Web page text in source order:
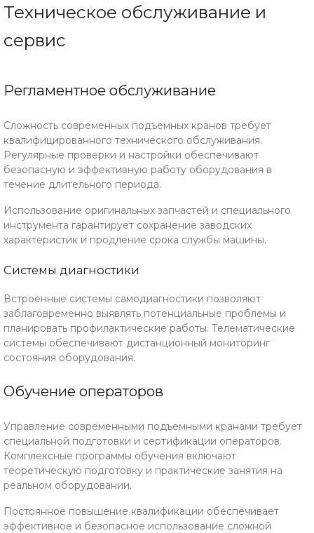
Техническое обслуживание и
сервис
Регламентное обслуживание
Сложность современных подъемных кранов требует
квалифицированного технического обслуживания.
Регулярные проверки и настройки обеспечивают
безопасную и эффективную работу оборудования в
течение длительного периода.
Использование оригинальных запчастей и специального
инструмента гарантирует сохранение заводских
характеристик и продление срока службы машины.
Системы диагностики
Встроенные системы самодиагностики позволяют
заблаговременно выявлять потенциальные проблемы и
планировать профилактические работы. Телематические
системы обеспечивают дистанционный мониторинг
состояния оборудования.
Обучение операторов
Управление современными подъемными кранами требует
специальной подготовки и сертификации операторов.
Комплексные программы обучения включают
теоретическую подготовку и практические занятия на
реальном оборудовании.
Постоянное повышение квалификации обеспечивает
эффективное и безопасное использование сложной